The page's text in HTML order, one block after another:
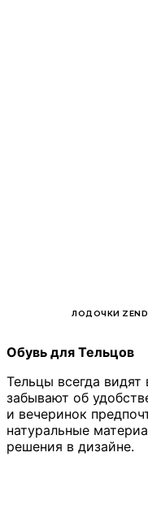
ЛОДОЧКИ
Обувь для Тельцов
Тельцы всегда
забывают об
и вечеринок
натуральные
решения в дизайне.